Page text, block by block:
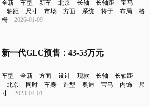
全新 车型 新车 北京 长轴 长轴距
宝马
轴距
尺寸 市场 方面 系统 将于 布局
格
栅
2026-01-09
新一代GLC预售：43-53万元
车型 全新 方面 设计 现款 长轴
长轴距
北京
同时 车身 造型 奥迪 宝马 内饰
尺
寸
2023-04-01